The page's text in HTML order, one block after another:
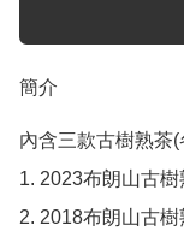
簡介
內含三款古樹熟茶(
1. 2023布朗山古樹
2. 2018布朗山古樹